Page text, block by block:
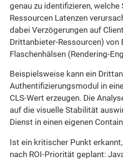
genau zu identifizieren,
Ressourcen Latenzen
dabei Verzögerungen auf
Drittanbieter-Ressourcen) von
Flaschenhälsen (Rendering-
Beispielsweise kann ein
Authentifizierungsmodul in
CLS-Wert erzeugen. Die
auf die visuelle Stabilität
Dienst in einen eigenen
Ist ein kritischer Punkt
nach ROI-Priorität geplant: